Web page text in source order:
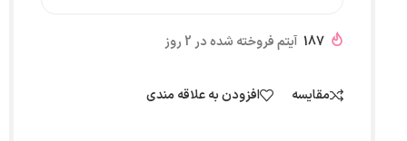
187 آیتم فروخته شده در 2 روز
مقایسه افزودن به علاقه مندی